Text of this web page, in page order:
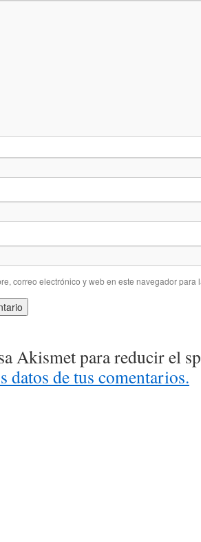
correo electrónico y web en este navegador para
Akismet para reducir el
datos de tus comentarios.